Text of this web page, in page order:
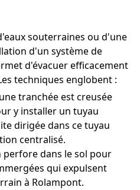
souterraines ou d'une
d'un système de
d'évacuer efficacement
techniques englobent :
une tranchée est creusée
y installer un tuyau
dirigée dans ce tuyau
centralisé.
perfore dans le sol pour
qui expulsent
à Rolampont.